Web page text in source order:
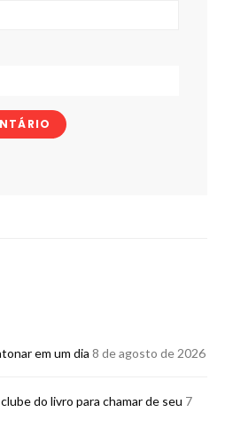
em um dia 8 de agosto de 2026
do livro para chamar de seu 7